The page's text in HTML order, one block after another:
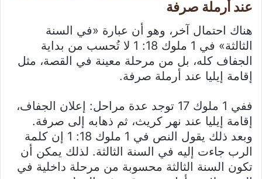
عند أرملة صرفة
هناك احتمال آخر، وهو أن عبارة «في السنة
الثالثة» في 1 ملوك 18: 1 لا تُحسب من بداية
الجفاف كله، بل من مرحلة معينة في القصة، مثل
إقامة إيليا عند أرملة صرفة.
ففي 1 ملوك 17 توجد عدة مراحل: إعلان الجفاف،
إقامة إيليا عند نهر كريث، ثم ذهابه إلى صرفة.
وبعد ذلك يقول النص في 1 ملوك 18: 1 إن كلمة
الرب جاءت إليه في السنة الثالثة. لذلك يمكن أن
تكون السنة الثالثة محسوبة من مرحلة داخلية في